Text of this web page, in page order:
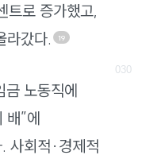
트로 증가했고,
라갔다.
19
금 노동직에
배”에
사회적·경제적